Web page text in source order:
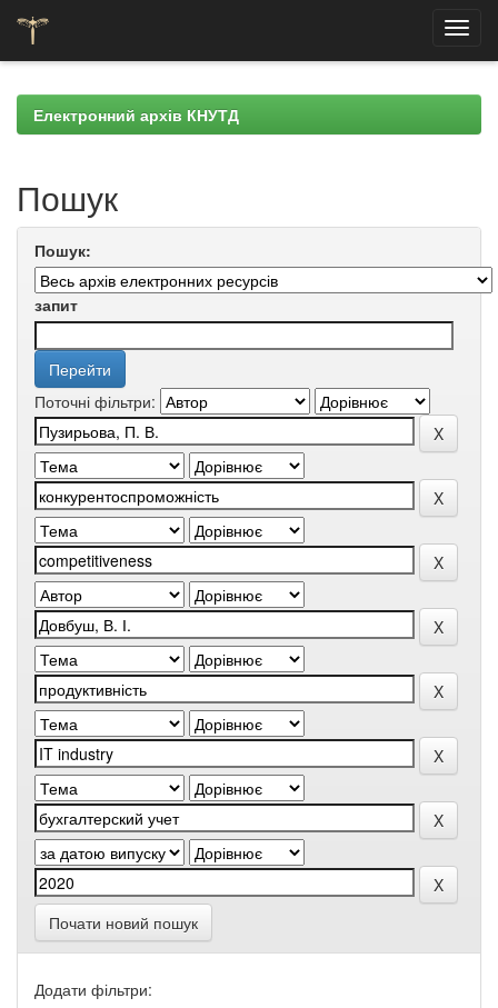
navigationЕлектронний архів КНУТД
Пошук
Пошук:
запит
Поточні фільтри:
Почати новий пошук
Додати фільтри: